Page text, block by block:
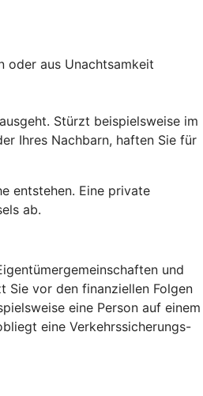
oder aus Unachtsamkeit
Stürzt beispielsweise im
Ihres Nachbarn, haften Sie für
entstehen. Eine private
ab.
und
Sie vor den finanziellen Folgen
eine Person auf einem
eine Verkehrssicherungs-